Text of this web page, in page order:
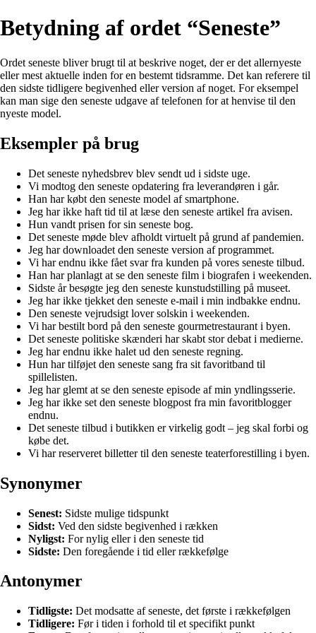
Betydning af ordet “Seneste”
Ordet seneste bliver brugt til at beskrive noget, der er det allernyeste
eller mest aktuelle inden for en bestemt tidsramme. Det kan referere til
den sidste tidligere begivenhed eller version af noget. For eksempel
kan man sige den seneste udgave af telefonen for at henvise til den
nyeste model.
Eksempler på brug
Det seneste nyhedsbrev blev sendt ud i sidste uge.
Vi modtog den seneste opdatering fra leverandøren i går.
Han har købt den seneste model af smartphone.
Jeg har ikke haft tid til at læse den seneste artikel fra avisen.
Hun vandt prisen for sin seneste bog.
Det seneste møde blev afholdt virtuelt på grund af pandemien.
Jeg har downloadet den seneste version af programmet.
Vi har endnu ikke fået svar fra kunden på vores seneste tilbud.
Han har planlagt at se den seneste film i biografen i weekenden.
Sidste år besøgte jeg den seneste kunstudstilling på museet.
Jeg har ikke tjekket den seneste e-mail i min indbakke endnu.
Den seneste vejrudsigt lover solskin i weekenden.
Vi har bestilt bord på den seneste gourmetrestaurant i byen.
Det seneste politiske skænderi har skabt stor debat i medierne.
Jeg har endnu ikke halet ud den seneste regning.
Hun har tilføjet den seneste sang fra sit favoritband til
spillelisten.
Jeg har glemt at se den seneste episode af min yndlingsserie.
Jeg har ikke set den seneste blogpost fra min favoritblogger
endnu.
Det seneste tilbud i butikken er virkelig godt – jeg skal forbi og
købe det.
Vi har reserveret billetter til den seneste teaterforestilling i byen.
Synonymer
Senest: Sidste mulige tidspunkt
Sidst: Ved den sidste begivenhed i rækken
Nyligst: For nylig eller i den seneste tid
Sidste: Den foregående i tid eller rækkefølge
Antonymer
Tidligste: Det modsatte af seneste, det første i rækkefølgen
Tidligere: Før i tiden i forhold til et specifikt punkt